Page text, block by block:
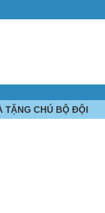
TẶNG CHÚ BỘ ĐỘI